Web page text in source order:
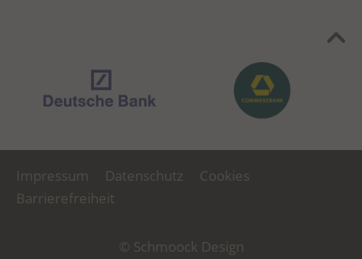
Impressum Datenschutz
Cookies
Barrierefreiheit
© Schmoock Design